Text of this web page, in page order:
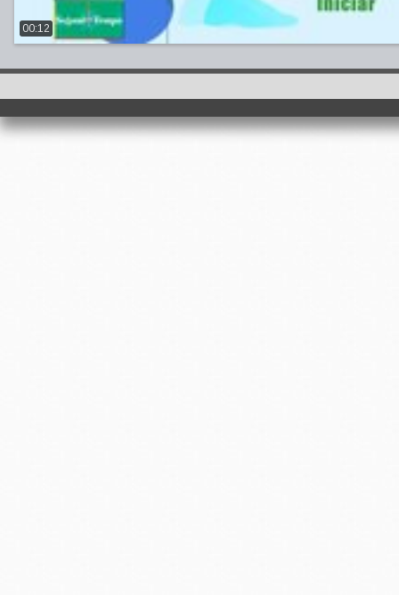
00:12